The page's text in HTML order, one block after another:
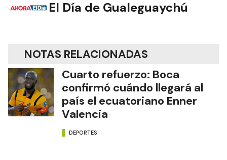
El Día de Gualeguaychú
NOTAS RELACIONADAS
Cuarto refuerzo: Boca
confirmó cuándo llegará al
país el ecuatoriano Enner
Valencia
DEPORTES